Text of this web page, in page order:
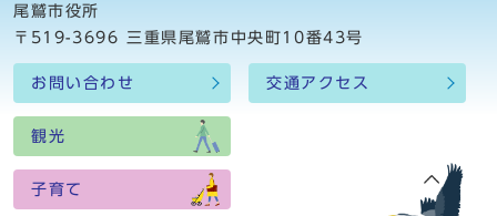
尾鷲市役所
〒519-3696 三重県尾鷲市中央町10番43号
お問い合わせ 交通アクセス
観光
子育て